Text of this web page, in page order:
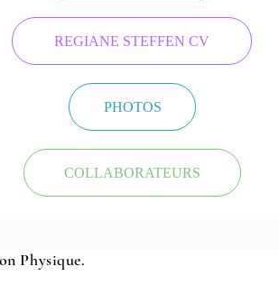
REGIANE STEFFEN CV
PHOTOS
COLLABORATEURS
Physique.